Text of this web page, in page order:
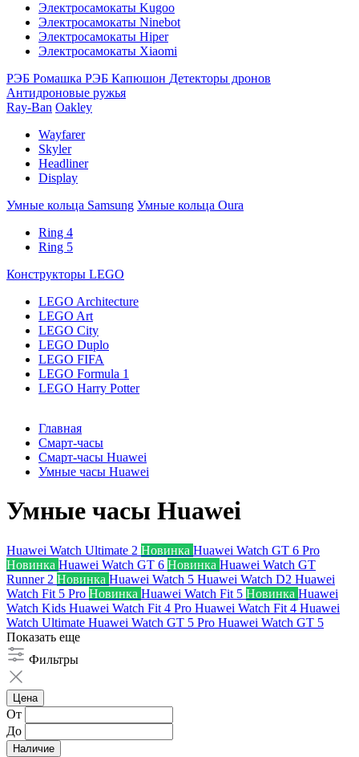
Электросамокаты Kugoo
Электросамокаты Ninebot
Электросамокаты Hiper
Электросамокаты Xiaomi
РЭБ Ромашка РЭБ Капюшон Детекторы дронов
Антидроновые ружья
Ray-Ban Oakley
Wayfarer
Skyler
Headliner
Display
Умные кольца Samsung Умные кольца Oura
Ring 4
Ring 5
Конструкторы LEGO
LEGO Architecture
LEGO Art
LEGO City
LEGO Duplo
LEGO FIFA
LEGO Formula 1
LEGO Harry Potter
Главная
Смарт-часы
Смарт-часы Huawei
Умные часы Huawei
Умные часы Huawei
Huawei Watch Ultimate 2 Новинка Huawei Watch GT 6 Pro
Новинка Huawei Watch GT 6 Новинка Huawei Watch GT
Runner 2 Новинка Huawei Watch 5 Huawei Watch D2 Huawei
Watch Fit 5 Pro Новинка Huawei Watch Fit 5 Новинка Huawei
Watch Kids Huawei Watch Fit 4 Pro Huawei Watch Fit 4 Huawei
Watch Ultimate Huawei Watch GT 5 Pro Huawei Watch GT 5
Показать еще
Фильтры
Цена
От
До
Наличие